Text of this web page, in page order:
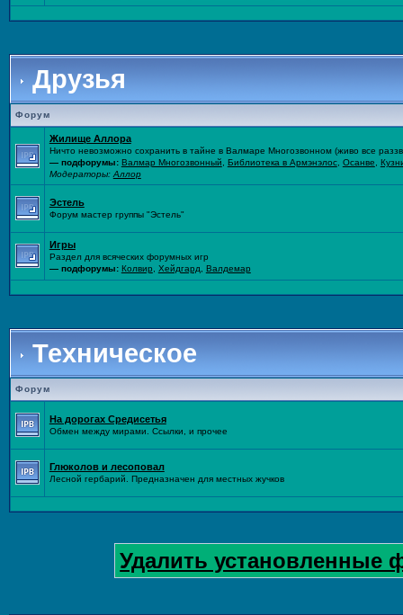
Друзья
Форум
Жилище Аллора
Ничто невозможно сохранить в тайне в Валмаре Многозвонном (живо все
— подфорумы: Валмар Многозвонный Библиотека в Армэнэлос, Осанве
Модераторы: Аллор
Эстель
Форум мастер группы "Эстель"
Игры
Раздел для всяческих форумных игр
— подфорумы: Колвир Хейдгард Валдемар
Техническое
Форум
На дорогах Средисетья
Обмен между мирами. Ссылки, и прочее
Глюколов и лесоповал
Лесной гербарий. Предназначен для местных жучков
Удалить установленные